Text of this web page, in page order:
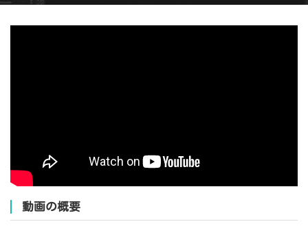
動画の概要